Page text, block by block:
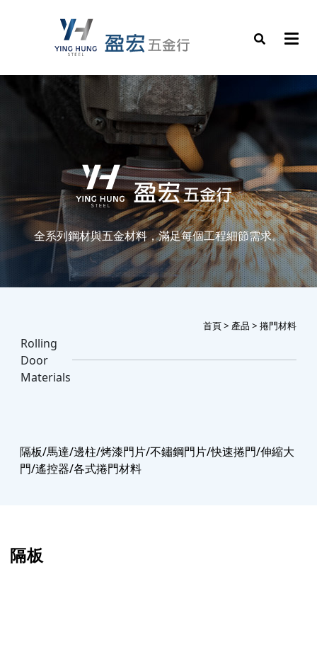
全系列鋼材與五金材料，滿足每個工程細節需求。
首頁> 產品 > 捲門材料
Rolling
Door
Materials
隔板/馬達/邊柱/烤漆門片/不鏽鋼門片/快速捲門/伸縮大
門/遙控器/各式捲門材料
隔板